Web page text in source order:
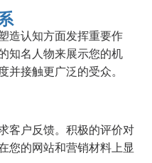
造认知方面发挥重要作
知名人物来展示您的机
并接触更广泛的受众。
客户反馈。积极的评价对
您的网站和营销材料上显